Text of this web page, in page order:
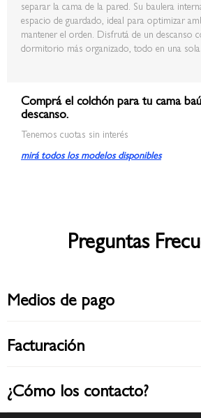
separar la cama de la pared. Su baulera
espacio de guardado, ideal para optimizar
mantener el orden. Disfrutá de un descanso
dormitorio más organizado, todo en una sola
Comprá el colchón para tu cama
descanso.
Tenemos cuotas sin interés
mirá todos los modelos disponibles
Preguntas
Medios de pago
Facturación
¿Cómo los contacto?